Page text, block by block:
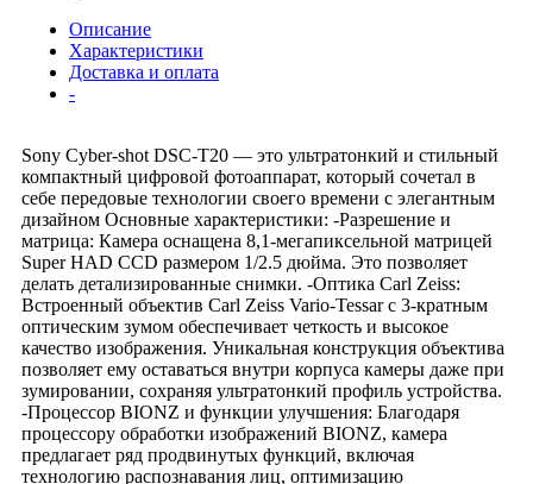
Описание
Характеристики
Доставка и оплата
-
Sony Cyber-shot DSC-T20 — это ультратонкий и стильный
компактный цифровой фотоаппарат, который сочетал в
себе передовые технологии своего времени с элегантным
дизайном Основные характеристики: -Разрешение и
матрица: Камера оснащена 8,1-мегапиксельной матрицей
Super HAD CCD размером 1/2.5 дюйма. Это позволяет
делать детализированные снимки. -Оптика Carl Zeiss:
Встроенный объектив Carl Zeiss Vario-Tessar с 3-кратным
оптическим зумом обеспечивает четкость и высокое
качество изображения. Уникальная конструкция объектива
позволяет ему оставаться внутри корпуса камеры даже при
зумировании, сохраняя ультратонкий профиль устройства.
-Процессор BIONZ и функции улучшения: Благодаря
процессору обработки изображений BIONZ, камера
предлагает ряд продвинутых функций, включая
технологию распознавания лиц, оптимизацию